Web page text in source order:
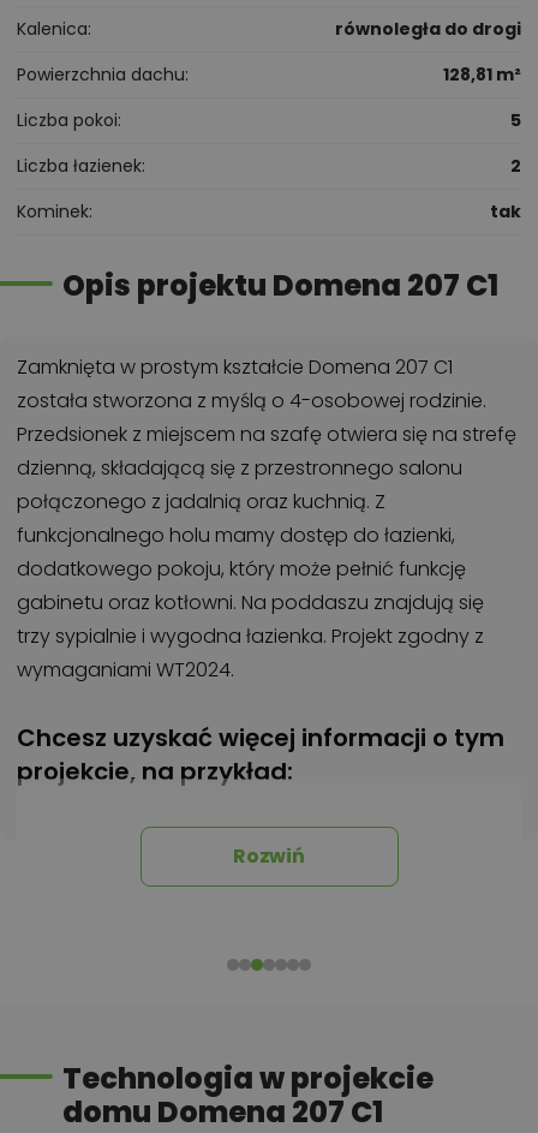
Kalenica
równoległa do drogi
Powierzchnia dachu
128,81 m²
Liczba pokoi
5
Liczba łazienek
2
Kominek
tak
Opis projektu Domena 207 C1
Zamknięta w prostym kształcie Domena 207 C1
została stworzona z myślą o 4-osobowej rodzinie.
Przedsionek z miejscem na szafę otwiera się na strefę
dzienną, składającą się z przestronnego salonu
połączonego z jadalnią oraz kuchnią. Z
funkcjonalnego holu mamy dostęp do łazienki,
dodatkowego pokoju, który może pełnić funkcję
gabinetu oraz kotłowni. Na poddaszu znajdują się
trzy sypialnie i wygodna łazienka. Projekt zgodny z
wymaganiami WT2024.
Chcesz uzyskać więcej informacji o tym
projekcie, na przykład:
polecane przez architekta zmiany,
możliwości wprowadzania modyfikacji,
projekty podobne - o zbliżonym układzie lub
optymalizacja kosztów budowy domu według
Rozwiń
Technologia w projekcie
domu Domena 207 C1